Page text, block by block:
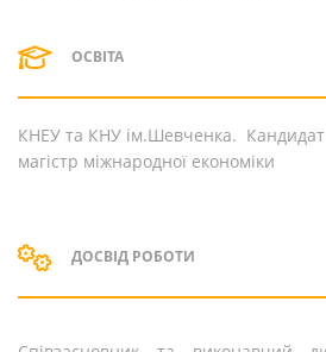
ОСВІТА
КНЕУ та КНУ ім.Шевченка.
магістр міжнародної економіки
ДОСВІД РОБОТИ